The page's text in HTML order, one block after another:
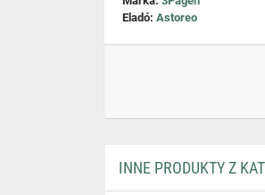
Eladó: Astoreo
INNE PRODUKTY Z